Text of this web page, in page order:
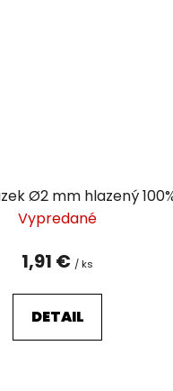
Ø2 mm hlazený
Vypredané
1,91 € / ks
DETAIL